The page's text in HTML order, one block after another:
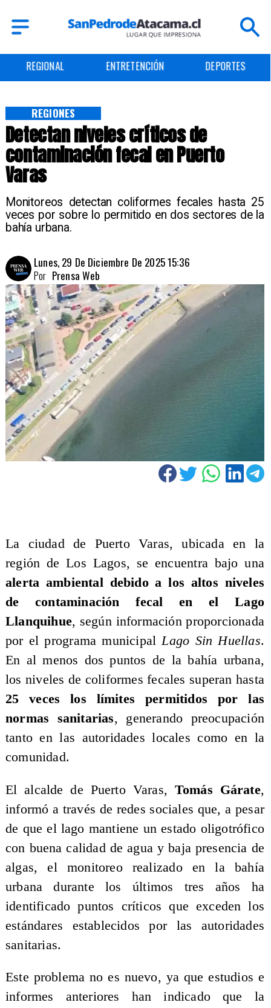
REGIONAL ENTRETENCIÓN DEPORTES
Detectan niveles críticos de
contaminación fecal en Puerto
Varas
Monitoreos detectan coliformes fecales hasta 25
veces por sobre lo permitido en dos sectores de la
bahía urbana.
REGIONES
Lunes, 29 De Diciembre De 2025 15:36
Prensa Web
Por
La ciudad de Puerto Varas, ubicada en la
región de Los Lagos, se encuentra bajo una
alerta ambiental debido a los altos niveles
de contaminación fecal en el Lago
Llanquihue, según información proporcionada
por el programa municipalLago Sin Huellas.
En al menos dos puntos de la bahía urbana,
los niveles de coliformes fecales superan hasta
25 veces los límites permitidos por las
normas sanitarias, generando preocupación
tanto en las autoridades locales como en la
comunidad.
El alcalde de Puerto Varas, Tomás Gárate,
informó a través de redes sociales que, a pesar
de que el lago mantiene un estado oligotrófico
con buena calidad de agua y baja presencia de
algas, el monitoreo realizado en la bahía
urbana durante los últimos tres años ha
identificado puntos críticos que exceden los
estándares establecidos por las autoridades
sanitarias.
Este problema no es nuevo, ya que estudios e
informes anteriores han indicado que la